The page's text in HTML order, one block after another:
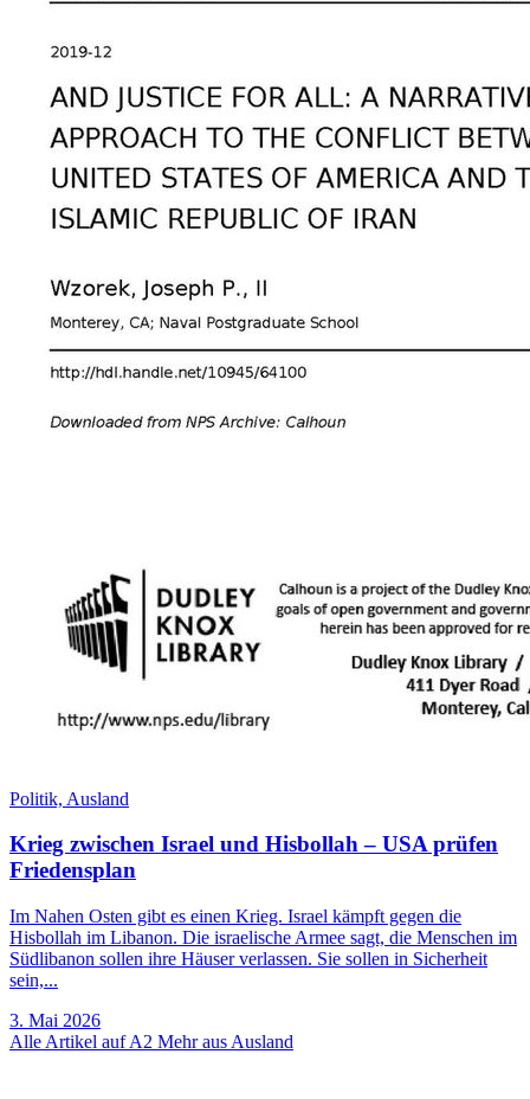
Politik, Ausland
Krieg zwischen Israel und Hisbollah – USA prüfen
Friedensplan
Im Nahen Osten gibt es einen Krieg. Israel kämpft gegen die
Hisbollah im Libanon. Die israelische Armee sagt, die Menschen im
Südlibanon sollen ihre Häuser verlassen. Sie sollen in Sicherheit
sein,...
3. Mai 2026
Alle Artikel auf A2 Mehr aus Ausland